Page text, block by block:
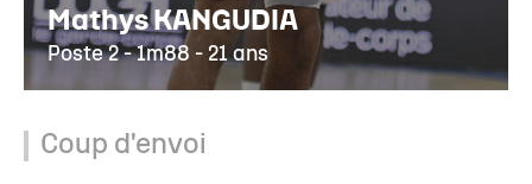
Mathys KANGUDIA
Poste 2 - 1m88 - 21 ans
Coup d'envoi